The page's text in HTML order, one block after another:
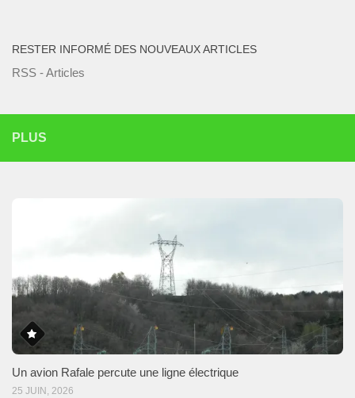
RESTER INFORMÉ DES NOUVEAUX ARTICLES
RSS - Articles
PLUS
Un avion Rafale percute une ligne électrique
25 JUIN, 2026